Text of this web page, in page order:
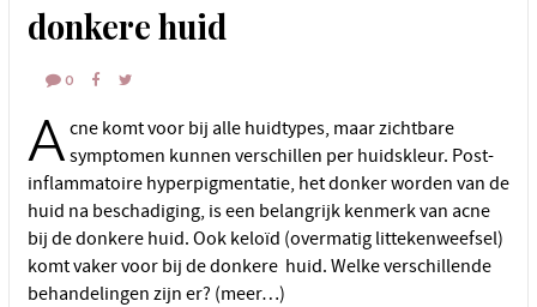
donkere huid
0
A cne komt voor bij alle huidtypes, maar zichtbare
symptomen kunnen verschillen per huidskleur. Post-
inflammatoire hyperpigmentatie, het donker worden van de
huid na beschadiging, is een belangrijk kenmerk van acne
bij de donkere huid. Ook keloïd (overmatig littekenweefsel)
komt vaker voor bij de donkere huid. Welke verschillende
behandelingen zijn er? (meer…)